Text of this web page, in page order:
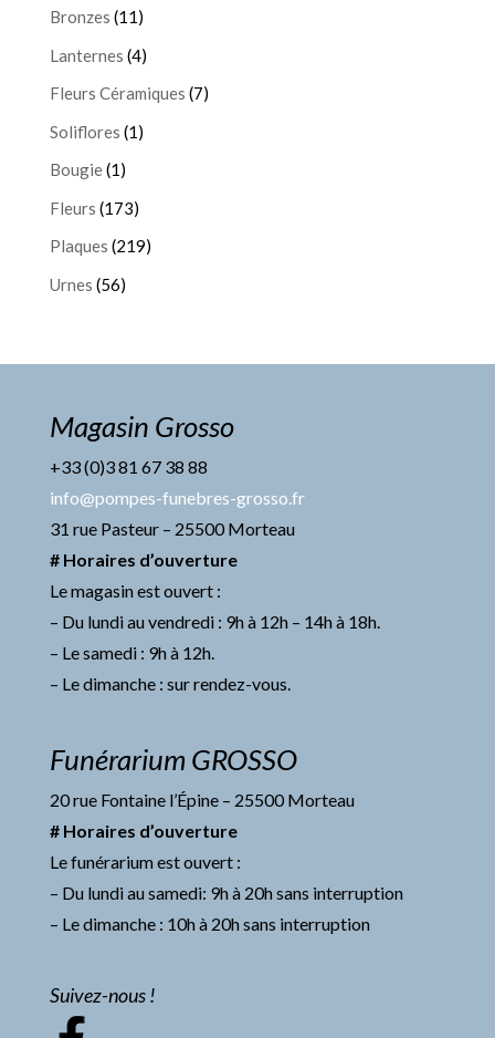
Bronzes (11)
Lanternes (4)
Fleurs Céramiques (7)
Soliflores (1)
Bougie(1)
Fleurs (173)
Plaques (219)
Urnes (56)
Magasin Grosso
+33 (0)3 81 67 38 88
info@pompes-funebres-grosso.fr
31 rue Pasteur – 25500 Morteau
# Horaires d’ouverture
Le magasin est ouvert :
– Du lundi au vendredi : 9h à 12h – 14h à 18h.
– Le samedi : 9h à 12h.
– Le dimanche : sur rendez-vous.
Funérarium GROSSO
20 rue Fontaine l’Épine – 25500 Morteau
# Horaires d’ouverture
Le funérarium est ouvert :
– Du lundi au samedi: 9h à 20h sans interruption
– Le dimanche : 10h à 20h sans interruption
Suivez-nous !